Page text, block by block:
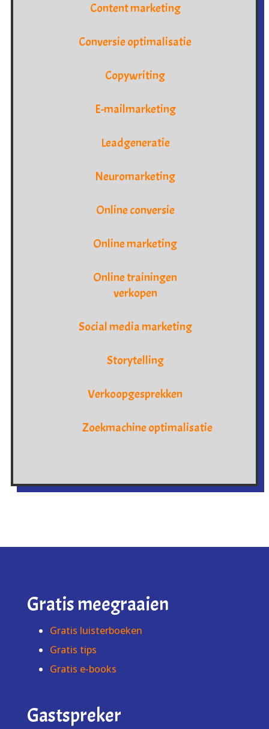
Content marketing
Conversie optimalisatie
Copywriting
E-mailmarketing
Leadgeneratie
Neuromarketing
Online conversie
Online marketing
Online trainingen
verkopen
Social media marketing
Storytelling
Verkoopgesprekken
Zoekmachine optimalisatie
Gratis meegraaien
Gratis luisterboeken
Gratis tips
Gratis e-books
Gastspreker